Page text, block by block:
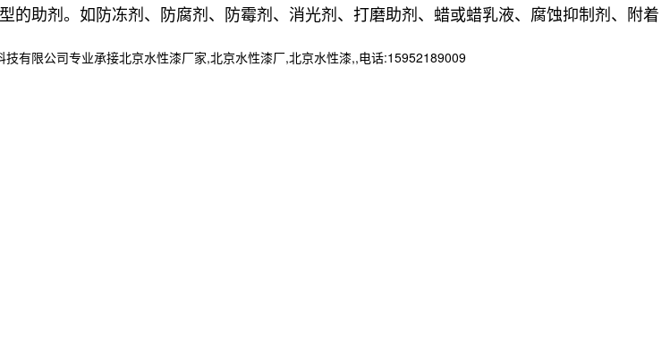
助剂。如防冻剂、防腐剂、防霉剂、消光剂、打磨助剂、蜡或蜡乳液、腐蚀抑制剂、附着
有限公司专业承接北京水性漆厂家,北京水性漆厂,北京水性漆,,电话:15952189009